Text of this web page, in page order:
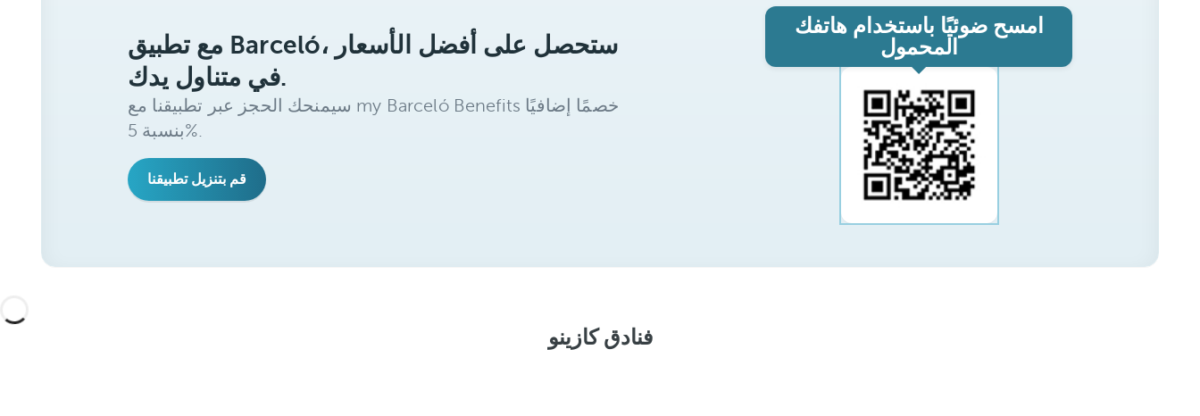
مع تطبيق Barceló، ستحصل على أفضل الأسعار
في متناول يدك.
سيمنحك الحجز عبر تطبيقنا مع my Barceló Benefits خصمًا إضافيًا
بنسبة 5%.
قم بتنزيل تطبيقنا
امسح ضوئيًا باستخدام هاتفك
المحمول
فنادق كازينو